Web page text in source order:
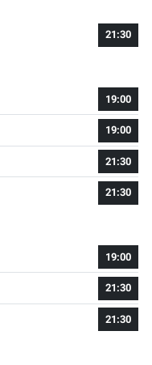
21:30
19:00
19:00
21:30
21:30
19:00
21:30
21:30